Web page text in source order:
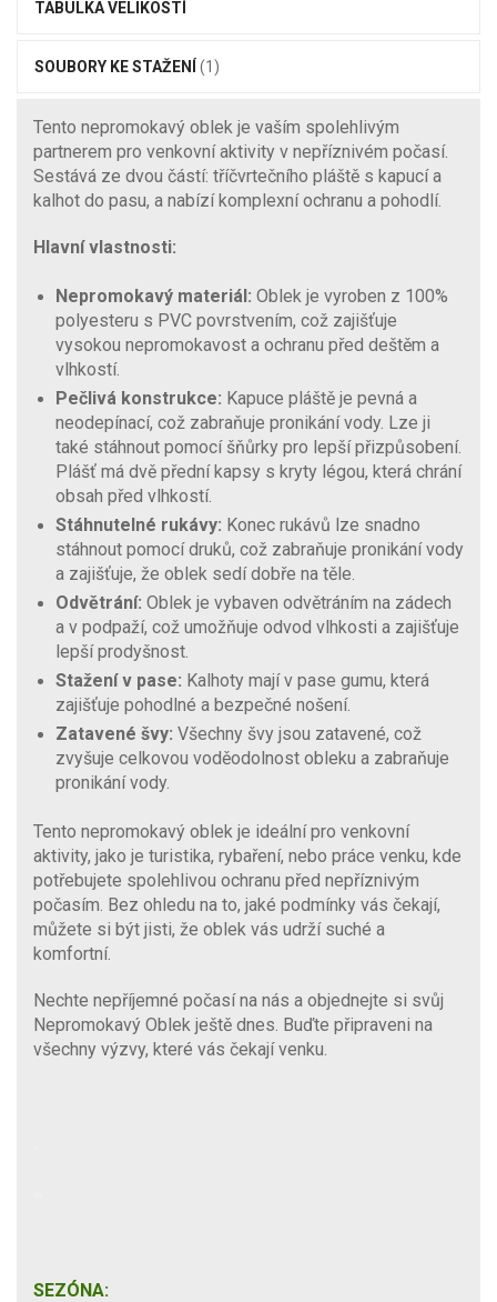
TABULKA VELIKOSTÍ
SOUBORY KE STAŽENÍ (1)
Tento nepromokavý oblek je vaším spolehlivým
partnerem pro venkovní aktivity v nepříznivém počasí.
Sestává ze dvou částí: tříčvrtečního pláště s kapucí a
kalhot do pasu, a nabízí komplexní ochranu a pohodlí.
Hlavní vlastnosti:
Nepromokavý materiál: Oblek je vyroben z 100%
polyesteru s PVC povrstvením, což zajišťuje
vysokou nepromokavost a ochranu před deštěm a
vlhkostí.
Pečlivá konstrukce: Kapuce pláště je pevná a
neodepínací, což zabraňuje pronikání vody. Lze ji
také stáhnout pomocí šňůrky pro lepší přizpůsobení.
Plášť má dvě přední kapsy s kryty légou, která chrání
obsah před vlhkostí.
Stáhnutelné rukávy: Konec rukávů lze snadno
stáhnout pomocí druků, což zabraňuje pronikání vody
a zajišťuje, že oblek sedí dobře na těle.
Odvětrání: Oblek je vybaven odvětráním na zádech
a v podpaží, což umožňuje odvod vlhkosti a zajišťuje
lepší prodyšnost.
Stažení v pase: Kalhoty mají v pase gumu, která
zajišťuje pohodlné a bezpečné nošení.
Zatavené švy: Všechny švy jsou zatavené, což
zvyšuje celkovou voděodolnost obleku a zabraňuje
pronikání vody.
Tento nepromokavý oblek je ideální pro venkovní
aktivity, jako je turistika, rybaření, nebo práce venku, kde
potřebujete spolehlivou ochranu před nepříznivým
počasím. Bez ohledu na to, jaké podmínky vás čekají,
můžete si být jisti, že oblek vás udrží suché a
komfortní.
Nechte nepříjemné počasí na nás a objednejte si svůj
Nepromokavý Oblek ještě dnes. Buďte připraveni na
všechny výzvy, které vás čekají venku.
SEZÓNA: